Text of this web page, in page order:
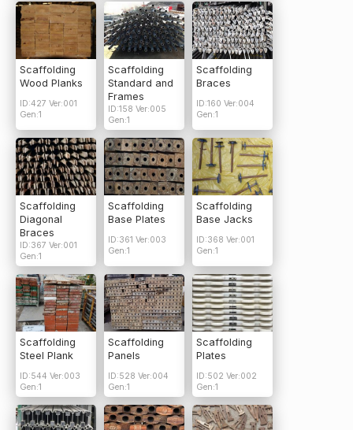
Scaffolding
Wood Planks
ID:427 Ver:001
Gen:1
Scaffolding
Standard and
Frames
ID:158 Ver:005
Gen:1
Scaffolding
Braces
ID:160 Ver:004
Gen:1
Scaffolding
Diagonal
Braces
ID:367 Ver:001
Gen:1
Scaffolding
Base Plates
ID:361 Ver:003
Gen:1
Scaffolding
Base Jacks
ID:368 Ver:001
Gen:1
Scaffolding
Steel Plank
ID:544 Ver:003
Gen:1
Scaffolding
Panels
ID:528 Ver:004
Gen:1
Scaffolding
Plates
ID:502 Ver:002
Gen:1